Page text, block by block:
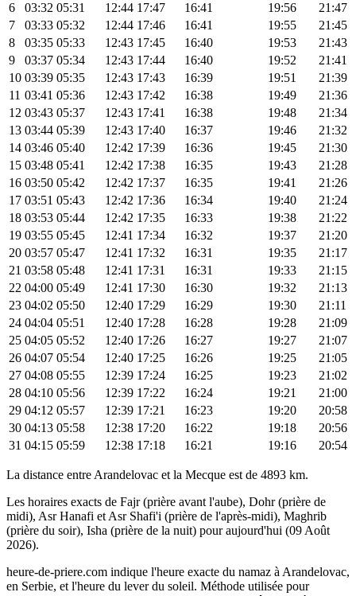
6
03:32 05:31 12:44 17:47 16:41 19:56
21:47
7
03:33 05:32 12:44 17:46 16:41 19:55
21:45
8
03:35 05:33 12:43 17:45 16:40 19:53
21:43
9
03:37 05:34 12:43 17:44 16:40 19:52
21:41
10 03:39 05:35 12:43 17:43 16:39 19:51
21:39
11 03:41 05:36 12:43 17:42 16:38 19:49
21:36
12 03:43 05:37 12:43 17:41 16:38 19:48
21:34
13 03:44 05:39 12:43 17:40 16:37 19:46
21:32
14 03:46 05:40 12:42 17:39 16:36 19:45
21:30
15 03:48 05:41 12:42 17:38 16:35 19:43
21:28
16 03:50 05:42 12:42 17:37 16:35 19:41
21:26
17 03:51 05:43 12:42 17:36 16:34 19:40
21:24
18 03:53 05:44 12:42 17:35 16:33 19:38
21:22
19 03:55 05:45 12:41 17:34 16:32 19:37
21:20
20 03:57 05:47 12:41 17:32 16:31 19:35
21:17
21 03:58 05:48 12:41 17:31 16:31 19:33
21:15
22 04:00 05:49 12:41 17:30 16:30 19:32
21:13
23 04:02 05:50 12:40 17:29 16:29 19:30
21:11
24 04:04 05:51 12:40 17:28 16:28 19:28
21:09
25 04:05 05:52 12:40 17:26 16:27 19:27
21:07
26 04:07 05:54 12:40 17:25 16:26 19:25
21:05
27 04:08 05:55 12:39 17:24 16:25 19:23
21:02
28 04:10 05:56 12:39 17:22 16:24 19:21
21:00
29 04:12 05:57 12:39 17:21 16:23 19:20
20:58
30 04:13 05:58 12:38 17:20 16:22 19:18
20:56
31 04:15 05:59 12:38 17:18 16:21 19:16 20:54
La distance entre Arandelovac et la Mecque est de 4893 km.
Les horaires exacts de Fajr (prière avant l'aube), Dohr (prière de
midi), Asr Hanafi et Asr Shafi'i (prière de l'après-midi), Maghrib
(prière du soir), Isha (prière de la nuit) pour aujourd'hui (09 Août
2026).
heure-de-priere.com indique l'heure exacte du namaz à Arandelovac,
en Serbie, et l'heure du lever du soleil. Méthode utilisée pour